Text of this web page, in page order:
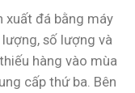
xuất đá bằng máy
số lượng và
hàng vào mùa
cấp thứ ba. Bên